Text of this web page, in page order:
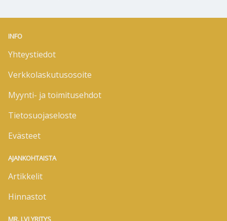
INFO
Yhteystiedot
Verkkolaskutusosoite
Myynti- ja toimitusehdot
Tietosuojaseloste
Evästeet
AJANKOHTAISTA
Artikkelit
Hinnastot
MR. LVI YRITYS